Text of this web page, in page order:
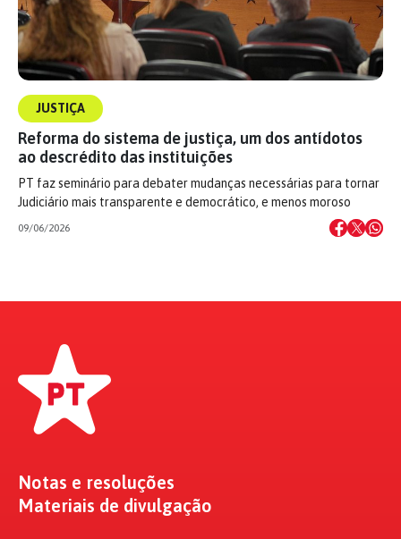
JUSTIÇA
Reforma do sistema de justiça, um dos antídotos
ao descrédito das instituições
PT faz seminário para debater mudanças necessárias para tornar
Judiciário mais transparente e democrático, e menos moroso
09/06/2026
Notas e resoluções
Materiais de divulgação